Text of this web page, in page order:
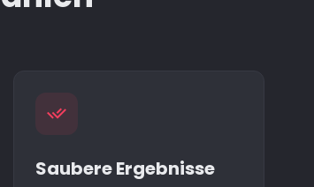
Saubere Ergebnisse